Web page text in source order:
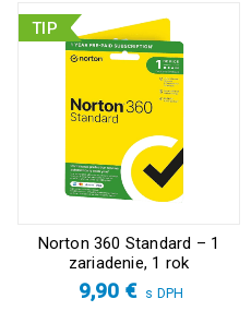
TIP
Norton 360 Standard – 1
zariadenie, 1 rok
9,90 € s DPH